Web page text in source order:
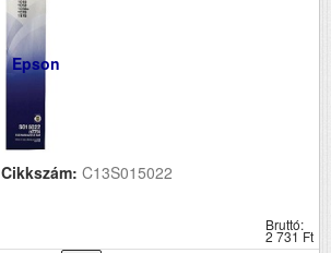
Epson
Cikkszám: C13S015022
Bruttó:
2 731 Ft